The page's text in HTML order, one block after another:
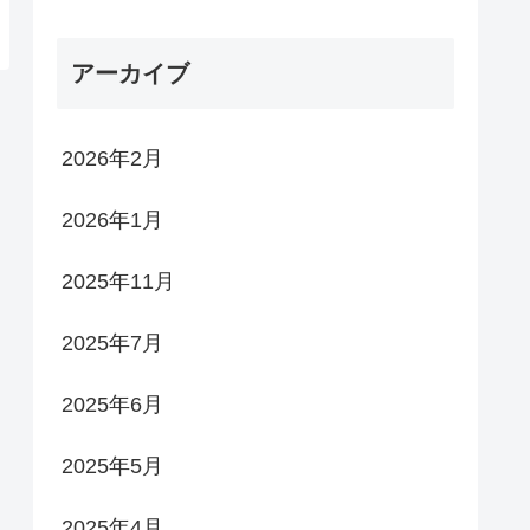
アーカイブ
2026年2月
2026年1月
2025年11月
2025年7月
2025年6月
2025年5月